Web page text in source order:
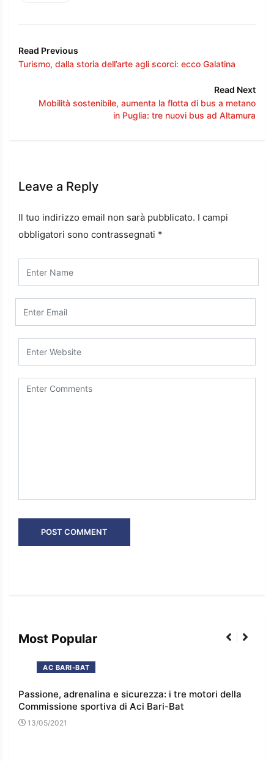
Read Previous
Turismo, dalla storia dell’arte agli scorci: ecco Galatina
Read Next
Mobilità sostenibile, aumenta la flotta di bus a metano
in Puglia: tre nuovi bus ad Altamura
Leave a Reply
Il tuo indirizzo email non sarà pubblicato. I campi
obbligatori sono contrassegnati *
Most Popular
AC BARI-BAT
Passione, adrenalina e sicurezza: i tre motori della
Commissione sportiva di Aci Bari-Bat
13/05/2021